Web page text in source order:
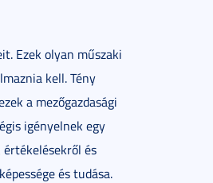
Ezek olyan műszaki
kell. Tény
a mezőgazdasági
igényelnek egy
és
és tudása.